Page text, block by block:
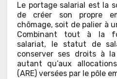
Le portage salarial est la
de créer son propre
chômage, soit de palier à
Combinant tout à la
salariat, le statut de
conserver ses droits à
autant qu’aux
(ARE) versées par le pôle